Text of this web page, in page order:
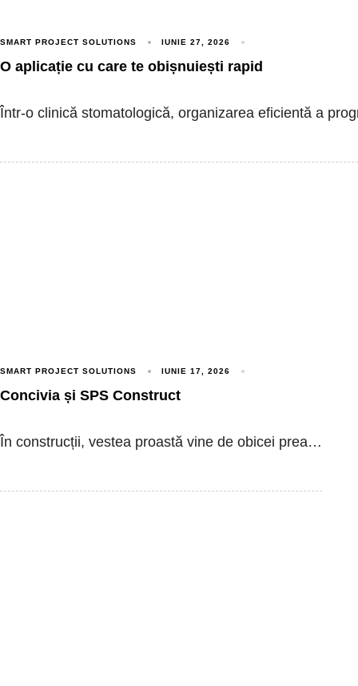
SMART PROJECT SOLUTIONS IUNIE 27, 2026
O aplicație cu care te obișnuiești rapid
Într-o clinică stomatologică, organizarea eficientă a
SMART PROJECT SOLUTIONS IUNIE 17, 2026
Concivia și SPS Construct
În construcții, vestea proastă vine de obicei prea…